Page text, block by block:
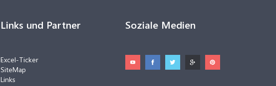
Links und Partner
Excel-Ticker
SiteMap
Links
Soziale Medien